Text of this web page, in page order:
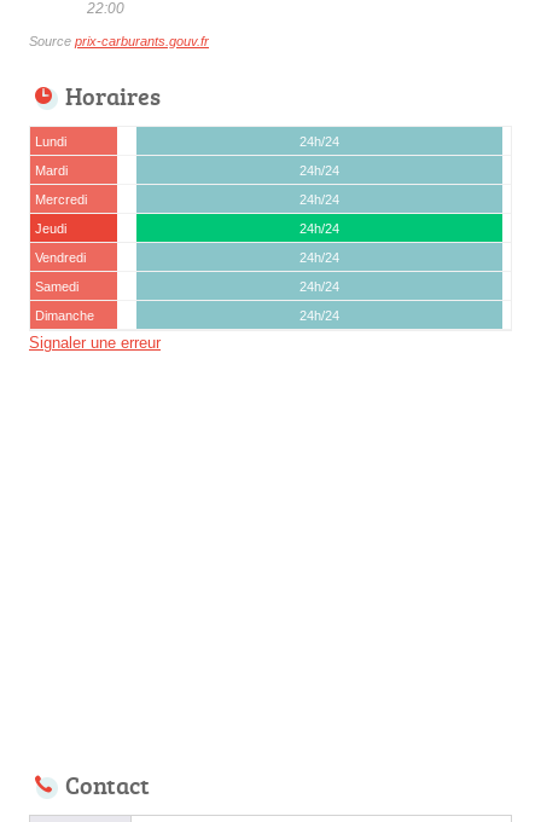
22:00
Source prix-carburants.gouv.fr
Horaires
Lundi
24h/24
Mardi
24h/24
Mercredi
24h/24
Jeudi
24h/24
Vendredi
24h/24
Samedi
24h/24
Dimanche
24h/24
Signaler une erreur
Contact